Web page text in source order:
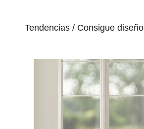
Tendencias / Consigue